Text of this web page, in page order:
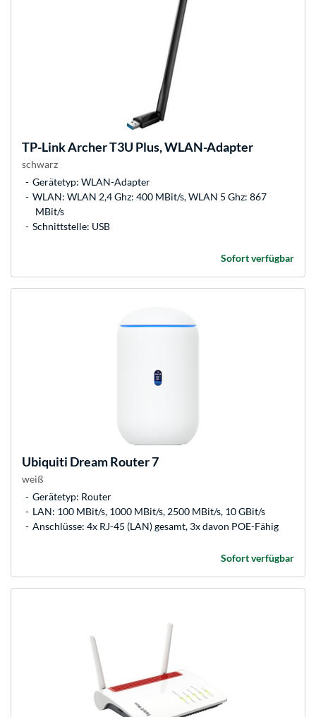
TP-LinkArcher T3U Plus, WLAN-Adapter
schwarz
Gerätetyp: WLAN-Adapter
WLAN: WLAN 2,4 Ghz: 400 MBit/s, WLAN 5 Ghz: 867
MBit/s
Schnittstelle: USB
Sofort verfügbar
Ubiquiti Dream Router 7
weiß
Gerätetyp: Router
LAN: 100 MBit/s, 1000 MBit/s, 2500 MBit/s, 10 GBit/s
Anschlüsse: 4x RJ-45 (LAN) gesamt, 3x davon POE-Fähig
Sofort verfügbar